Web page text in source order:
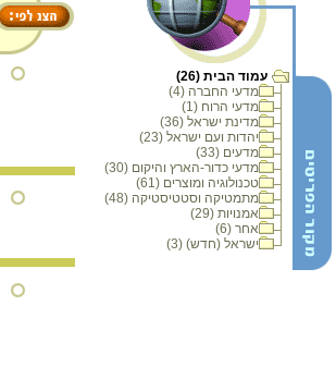
עמוד הבית (26)
מדעי החברה (4)
מדעי הרוח (1)
מדינת ישראל (36)
יהדות ועם ישראל (23)
מדעים (33)
מדעי כדור-הארץ והיקום (30)
טכנולוגיה ומוצרים (61)
מתמטיקה וסטטיסטיקה (48)
אמנויות (29)
אחר (6)
ישראל (חדש) (3)